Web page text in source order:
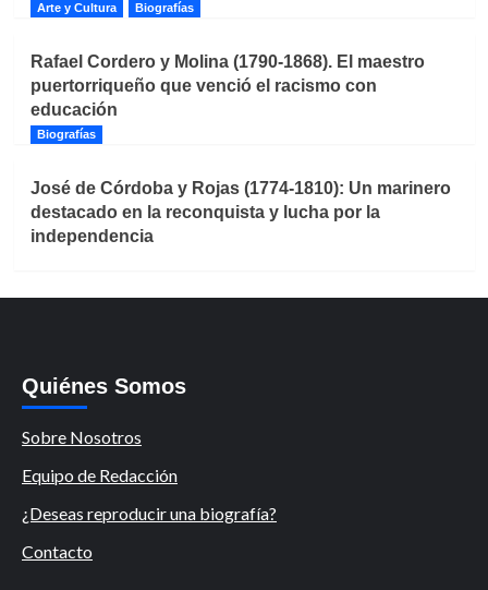
Arte y Cultura Biografías
Rafael Cordero y Molina (1790-1868). El maestro
puertorriqueño que venció el racismo con
educación
Biografías
José de Córdoba y Rojas (1774-1810): Un marinero
destacado en la reconquista y lucha por la
independencia
Quiénes Somos
Sobre Nosotros
Equipo de Redacción
¿Deseas reproducir una biografía?
Contacto